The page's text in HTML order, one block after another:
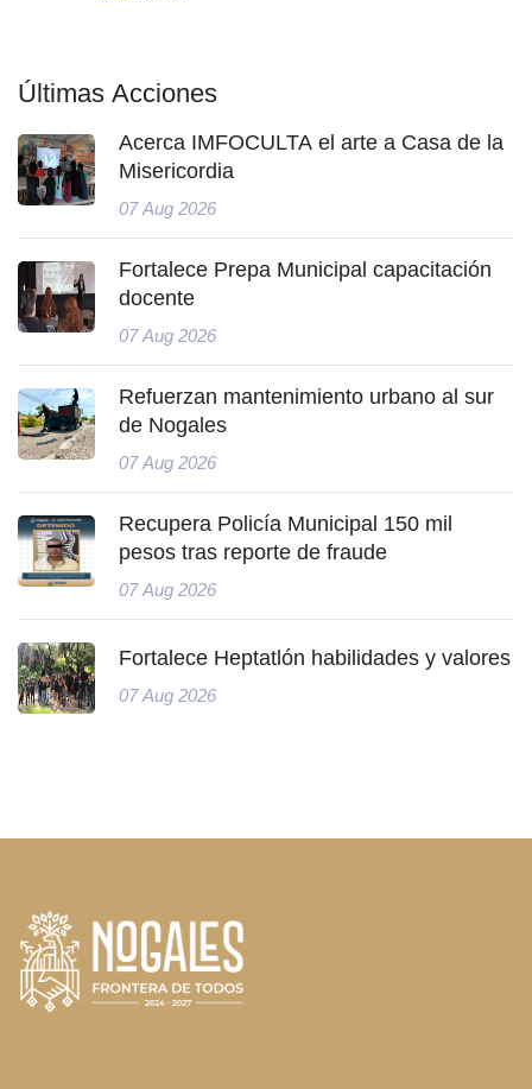
Últimas Acciones
Acerca IMFOCULTA el arte a Casa de la
Misericordia
07 Aug 2026
Fortalece Prepa Municipal capacitación
docente
07 Aug 2026
Refuerzan mantenimiento urbano al sur
de Nogales
07 Aug 2026
Recupera Policía Municipal 150 mil
pesos tras reporte de fraude
07 Aug 2026
Fortalece Heptatlón habilidades y valores
07 Aug 2026